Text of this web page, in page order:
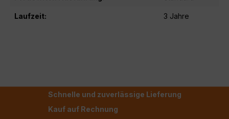
Laufzeit: 3 Jahre
Schnelle und zuverlässige Lieferung
Kauf auf Rechnung